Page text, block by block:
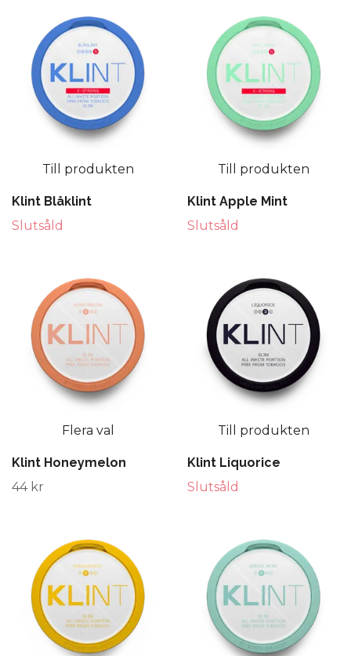
Till produkten
Klint Blåklint
Slutsåld
Till produkten
Klint Apple Mint
Slutsåld
Flera val
Klint Honeymelon
44 kr
Till produkten
Klint Liquorice
Slutsåld